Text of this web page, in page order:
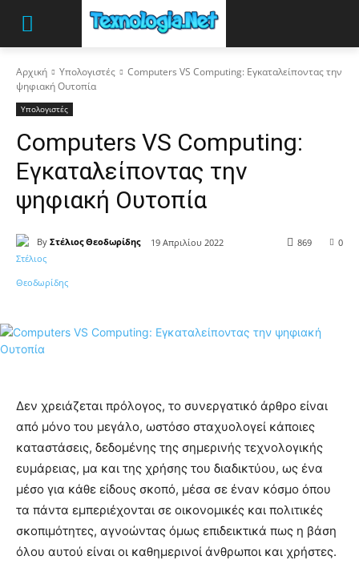
Αρχική Υπολογιστές
Computers VS Computing: Εγκαταλείποντας την
ψηφιακή Ουτοπία
Υπολογιστές
Computers VS Computing:
Εγκαταλείποντας την
ψηφιακή Ουτοπία
By Στέλιος Θεοδωρίδης 19 Απριλίου 2022 0
869
Δεν χρειάζεται πρόλογος, το συνεργατικό άρθρο είναι
από μόνο του μεγάλο, ωστόσο σταχυολογεί κάποιες
καταστάσεις, δεδομένης της σημερινής τεχνολογικής
ευμάρειας, μα και της χρήσης του διαδικτύου, ως ένα
μέσο για κάθε είδους σκοπό, μέσα σε έναν κόσμο όπου
τα πάντα εμπεριέχονται σε οικονομικές και πολιτικές
σκοπιμότητες, αγνοώντας όμως επιδεικτικά πως η βάση
όλου αυτού είναι οι καθημερινοί άνθρωποι και χρήστες.